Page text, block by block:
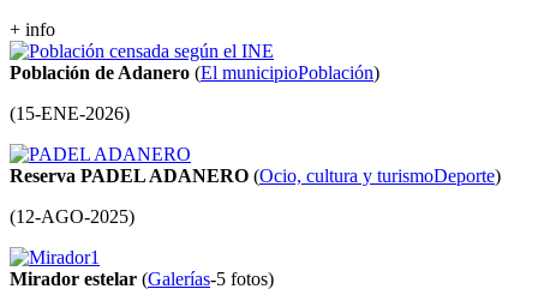
+ info
Población de Adanero (El municipioPoblación)
(15-ENE-2026)
Reserva PADEL ADANERO (Ocio, cultura y turismoDeporte)
(12-AGO-2025)
Mirador estelar (Galerías-5 fotos)